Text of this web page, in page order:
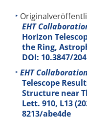
EHT
Horizon
the Ring,
DOI: 10.3847/
EHT
Telescope
Structure near
Lett. 910, L13
8213/abe4de